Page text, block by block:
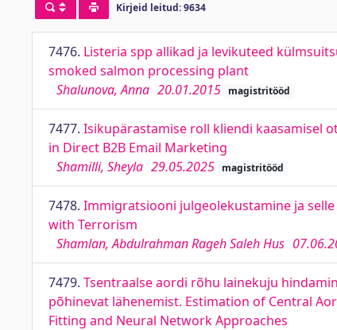
Kirjeid leitud: 9634
7476. Listeria spp allikad ja levikuteed
smoked salmon processing plant
Shalunova, Anna 20.01.2015 magistritööd
7477. Isikupärastamise roll kliendi kaasamisel
in Direct B2B Email Marketing
Shamilli, Sheyla 29.05.2025 magistritööd
7478. Immigratsiooni julgeolekustamine ja
with Terrorism
Shamlan, Abdulrahman Rageh Saleh Hus
7479. Tsentraalse aordi rõhu lainekuju
põhinevat lähenemist. Estimation of Central
Fitting and Neural Network Approaches